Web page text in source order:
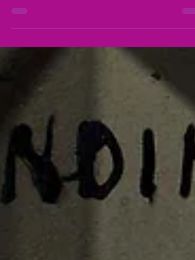
sólida discografia. As obras desse disco, ele já tinha gravado